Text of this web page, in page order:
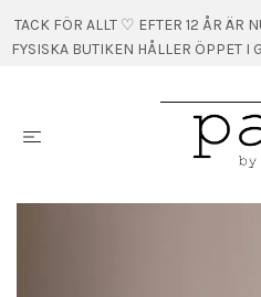
TACK FÖR ALLT ♡ EFTER 12 ÅR ÄR
FYSISKA BUTIKEN HÅLLER ÖPPET I